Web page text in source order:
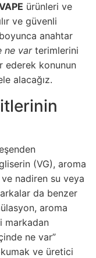
ürünleri ve
ve güvenli
anahtar
ne varterimlerini
ederek konunun
alacağız.
(VG), aroma
nadiren su veya
da benzer
aroma
markadan
ne var”
ve üretici